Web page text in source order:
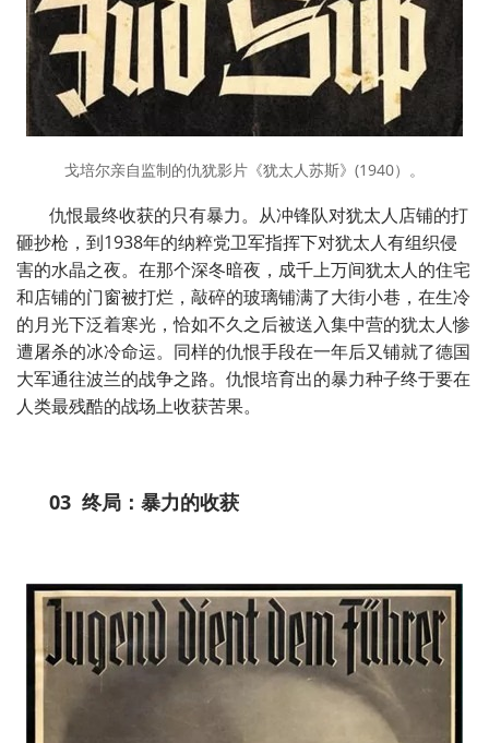
戈培尔亲自监制的仇犹影片《犹太人苏斯》(1940）。
仇恨最终收获的只有暴力。从冲锋队对犹太人店铺的打
砸抄枪，到1938年的纳粹党卫军指挥下对犹太人有组织侵
害的水晶之夜。在那个深冬暗夜，成千上万间犹太人的住宅
和店铺的门窗被打烂，敲碎的玻璃铺满了大街小巷，在生冷
的月光下泛着寒光，恰如不久之后被送入集中营的犹太人惨
遭屠杀的冰冷命运。同样的仇恨手段在一年后又铺就了德国
大军通往波兰的战争之路。仇恨培育出的暴力种子终于要在
人类最残酷的战场上收获苦果。
03 终局：暴力的收获